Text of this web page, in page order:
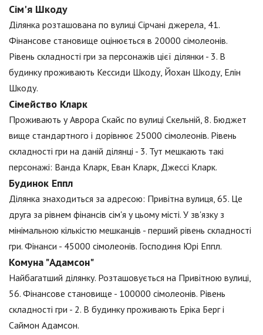
Сім'я Шкоду
Ділянка розташована по вулиці Сірчані джерела, 41.
Фінансове становище оцінюється в 20000 сімолеонів.
Рівень складності гри за персонажів цієї ділянки - 3. В
будинку проживають Кессиди Шкоду, Йохан Шкоду, Елін
Шкоду.
Сімейство Кларк
Проживають у Аврора Скайс по вулиці Скельній, 8. Бюджет
вище стандартного і дорівнює 25000 сімолеонів. Рівень
складності гри на даній ділянці - 3. Тут мешкають такі
персонажі: Ванда Кларк, Еван Кларк, Джессі Кларк.
Будинок Еппл
Ділянка знаходиться за адресою: Привітна вулиця, 65. Це
друга за рівнем фінансів сім'я у цьому місті. У зв'язку з
мінімальною кількістю мешканців - перший рівень складності
гри. Фінанси - 45000 сімолеонів. Господиня Юрі Еппл.
Комуна "Адамсон"
Найбагатший ділянку. Розташовується на Привітною вулиці,
56. Фінансове становище - 100000 сімолеонів. Рівень
складності гри - 2. В будинку проживають Еріка Берг і
Саймон Адамсон.